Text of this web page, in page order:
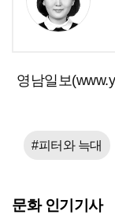
영남일보
#피터와 늑대
문화 인기기사